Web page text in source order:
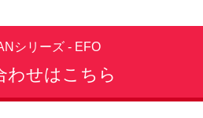
シリーズ - EFO
わせはこちら